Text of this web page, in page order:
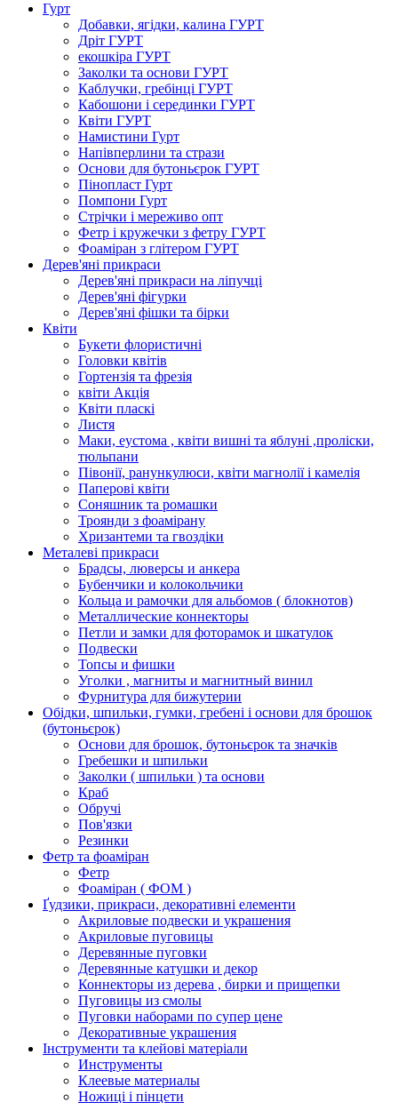
Гурт
Добавки, ягідки, калина ГУРТ
Дріт ГУРТ
екошкіра ГУРТ
Заколки та основи ГУРТ
Каблучки, гребінці ГУРТ
Кабошони і серединки ГУРТ
Квіти ГУРТ
Намистини Гурт
Напівперлини та стрази
Основи для бутоньєрок ГУРТ
Пінопласт Гурт
Помпони Гурт
Стрічки і мереживо опт
Фетр і кружечки з фетру ГУРТ
Фоаміран з глітером ГУРТ
Дерев'яні прикраси
Дерев'яні прикраси на ліпучці
Дерев'яні фігурки
Дерев'яні фішки та бірки
Квіти
Букети флористичні
Головки квітів
Гортензія та фрезія
квіти Акція
Квіти пласкі
Листя
Маки, еустома , квіти вишні та яблуні ,проліски,
тюльпани
Півонії, ранункулюси, квіти магнолії і камелія
Паперові квіти
Соняшник та ромашки
Троянди з фоамірану
Хризантеми та гвоздіки
Металеві прикраси
Брадсы, люверсы и анкера
Бубенчики и колокольчики
Кольца и рамочки для альбомов ( блокнотов)
Металлические коннекторы
Петли и замки для фоторамок и шкатулок
Подвески
Топсы и фишки
Уголки , магниты и магнитный винил
Фурнитура для бижутерии
Обідки, шпильки, гумки, гребені і основи для брошок
(бутоньєрок)
Основи для брошок, бутоньєрок та значків
Гребешки и шпильки
Заколки ( шпильки ) та основи
Краб
Обручі
Пов'язки
Резинки
Фетр та фоаміран
Фетр
Фоаміран ( ФОМ )
Ґудзики, прикраси, декоративні елементи
Акриловые подвески и украшения
Акриловые пуговицы
Деревянные пуговки
Деревянные катушки и декор
Коннекторы из дерева , бирки и прищепки
Пуговицы из смолы
Пуговки наборами по супер цене
Декоративные украшения
Інструменти та клейові матеріали
Инструменты
Клеевые материалы
Ножиці і пінцети